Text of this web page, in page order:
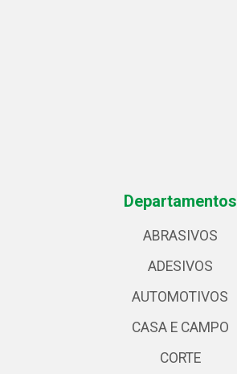
Departamentos
ABRASIVOS
ADESIVOS
AUTOMOTIVOS
CASA E CAMPO
CORTE